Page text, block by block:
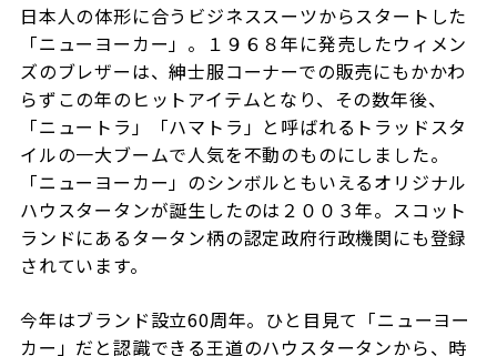
日本人の体形に合うビジネススーツからスタートした
「ニューヨーカー」。１９６８年に発売したウィメン
ズのブレザーは、紳士服コーナーでの販売にもかかわ
らずこの年のヒットアイテムとなり、その数年後、
「ニュートラ」「ハマトラ」と呼ばれるトラッドスタ
イルの一大ブームで人気を不動のものにしました。
「ニューヨーカー」のシンボルともいえるオリジナル
ハウスタータンが誕生したのは２００３年。スコット
ランドにあるタータン柄の認定政府行政機関にも登録
されています。
今年はブランド設立60周年。ひと目見て「ニューヨー
カー」だと認識できる王道のハウスタータンから、時